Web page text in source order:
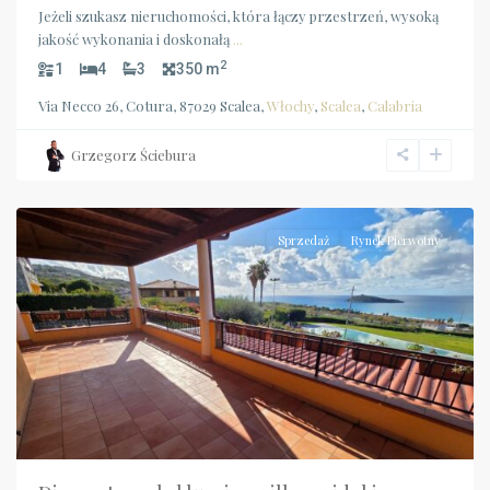
Jeżeli szukasz nieruchomości, która łączy przestrzeń, wysoką
jakość wykonania i doskonałą ...
1 4 3 350 m2
Via Necco 26, Cotura, 87029 Scalea,Włochy, Scalea, Calabria
Grzegorz Ściebura
Sprzedaż Rynek Pierwotny